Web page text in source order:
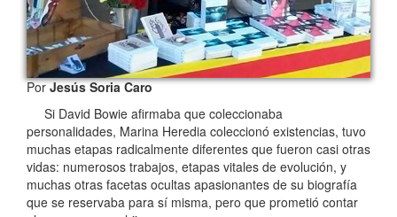
PorJesús Soria Caro
Si David Bowie afirmaba que coleccionaba
personalidades, Marina Heredia coleccionó existencias, tuvo
muchas etapas radicalmente diferentes que fueron casi otras
vidas: numerosos trabajos, etapas vitales de evolución, y
muchas otras facetas ocultas apasionantes de su biografía
que se reservaba para sí misma, pero que prometió contar